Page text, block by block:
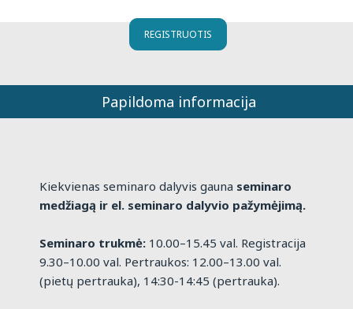
REGISTRUOTIS
Papildoma informacija
Kiekvienas seminaro dalyvis gauna seminaro
medžiagą ir el. seminaro dalyvio pažymėjimą.
Seminaro trukmė: 10.00–15.45 val. Registracija
9.30–10.00 val. Pertraukos: 12.00–13.00 val.
(pietų pertrauka), 14:30-14:45 (pertrauka).